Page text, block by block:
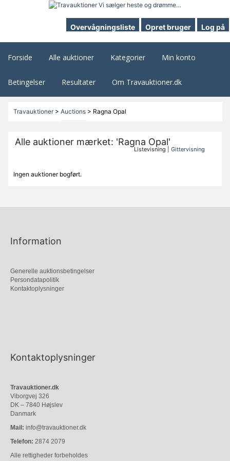
Overvågningsliste Opret bruger Log på
Forside Alle auktioner Kategorier Min konto
Betingelser Resultater Om Travauktioner.dk
Travauktioner> Auctions> Ragna Opal
Alle auktioner mærket: 'Ragna Opal'
Listevisning |Gittervisning
Ingen auktioner bogført.
Information
Generelle auktionsbetingelser
Persondatapolitik
Kontaktoplysninger
Kontaktoplysninger
Travauktioner.dk
Viborgvej 326
DK – 7840 Højslev
Danmark
Mail: info@travauktioner.dk
Telefon: 2874 2079
Alle rettigheder forbeholdes